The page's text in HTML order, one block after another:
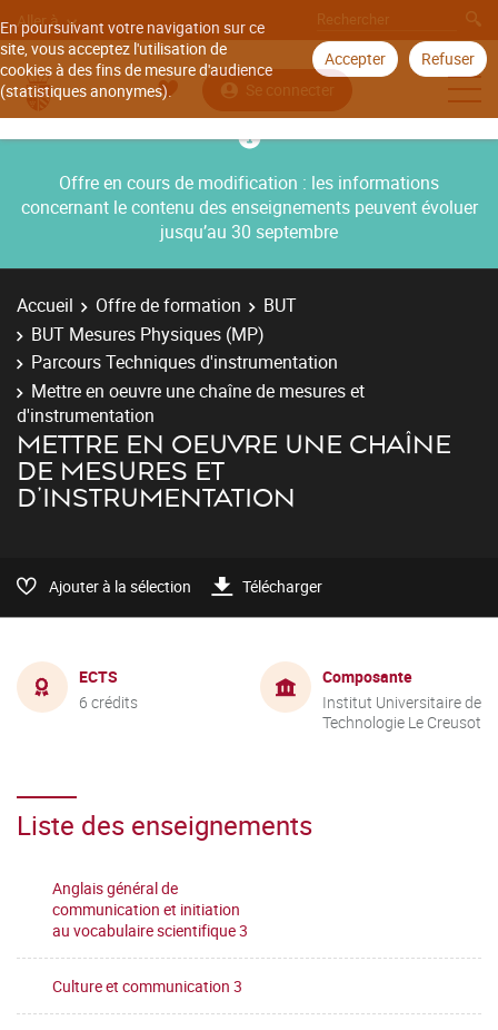
En poursuivant votre navigation sur ce
site, vous acceptez l'utilisation de
cookies à des fins de mesure d'audience
(statistiques anonymes).
Accepter Refuser
Aller à
Se connecter
Offre en cours de modification : les informations
concernant le contenu des enseignements peuvent évoluer
jusqu’au 30 septembre
Accueil Offre de formation
BUT
BUT Mesures Physiques (MP)
Parcours Techniques d'instrumentation
Mettre en oeuvre une chaîne de mesures et
d'instrumentation
METTRE EN OEUVRE UNE CHAÎNE
DE MESURES ET
D'INSTRUMENTATION
Ajouter à la sélection Télécharger
ECTS
6 crédits
Composante
Institut Universitaire de
Technologie Le Creusot
Liste des enseignements
Anglais général de
communication et initiation
au vocabulaire scientifique 3
Culture et communication 3